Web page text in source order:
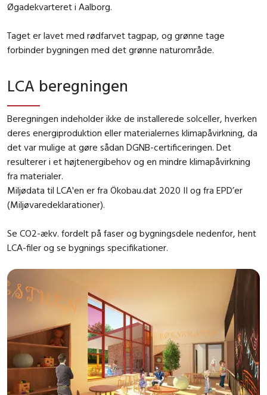
Øgadekvarteret i Aalborg.
Taget er lavet med rødfarvet tagpap, og grønne tage
forbinder bygningen med det grønne naturområde.
LCA beregningen
Beregningen indeholder ikke de installerede solceller, hverken
deres energiproduktion eller materialernes klimapåvirkning, da
det var mulige at gøre sådan DGNB-certificeringen. Det
resulterer i et højtenergibehov og en mindre klimapåvirkning
fra materialer.
Miljødata til LCA'en er fra Ökobau.dat 2020 II og fra EPD’er
(Miljøvaredeklarationer).
Se CO2-ækv. fordelt på faser og bygningsdele nedenfor, hent
LCA-filer og se bygnings specifikationer.